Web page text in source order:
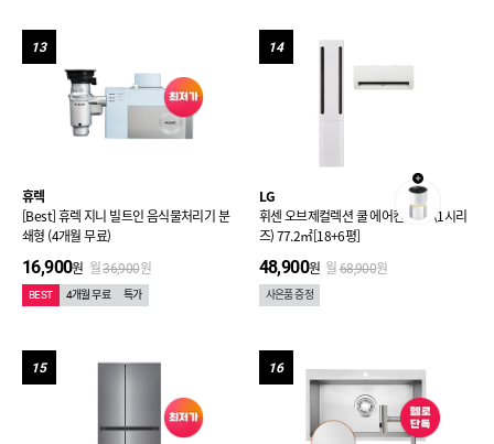
13
휴렉
[Best] 휴렉 지니 빌트인 음식물처리기 분
쇄형 (4개월 무료)
16,900원 월36,900원
BEST 4개월 무료 특가
14
LG
휘센 오브제컬렉션 쿨 에어컨 2in1 (1시리
즈) 77.2㎡[18+6평]
48,900원 월68,900원
사은품 증정
15 16